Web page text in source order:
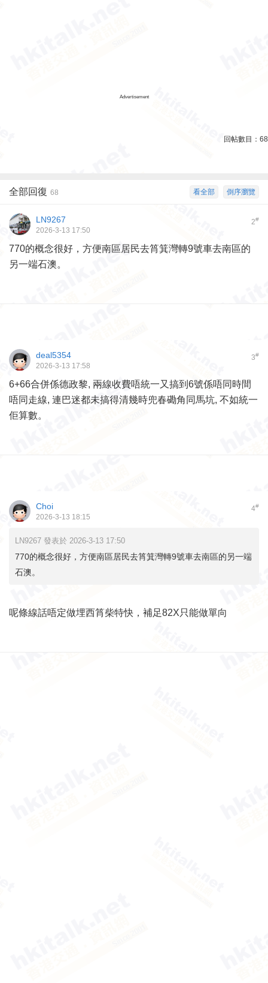
Advertisement
回帖數目： 68
倒序瀏覽
看全部
全部回復 68
2#
LN9267
2026-3-13 17:50
770的概念很好，方便南區居民去筲箕灣轉9號車去南區的
另一端石澳。
3#
deal5354
2026-3-13 17:58
6+66合併係德政黎, 兩線收費唔統一又搞到6號係唔同時間
唔同走線, 連巴迷都未搞得清幾時兜春磡角同馬坑, 不如統一
佢算數。
4#
Choi
2026-3-13 18:15
LN9267 發表於 2026-3-13 17:50
770的概念很好，方便南區居民去筲箕灣轉9號車去南區的另一端
石澳。
呢條線話唔定做埋西筲柴特快，補足82X只能做單向